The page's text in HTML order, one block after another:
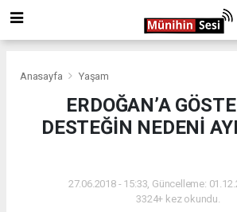
Anasayfa Yaşam
ERDOĞAN’A
DESTEĞİN NEDENİ
27.06.2018 - 15:33, Güncelleme:
3324+ kez okundu.